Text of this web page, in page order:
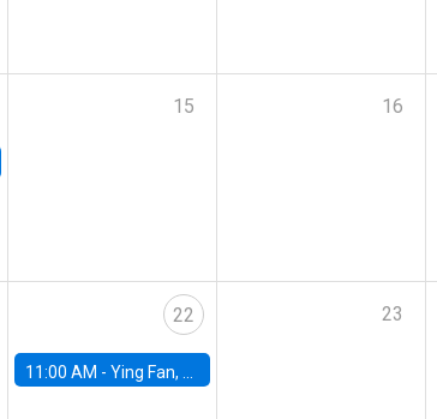
15 16
22
11:00 AM -Ying Fan, University of Michigan
23